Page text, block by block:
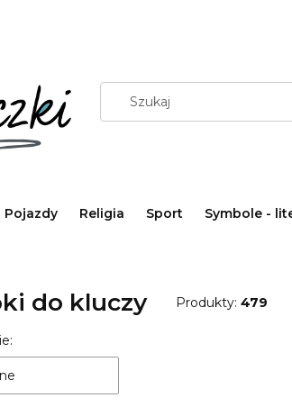
Pojazdy Religia Sport Symbole -
do kluczy Produkty: 479